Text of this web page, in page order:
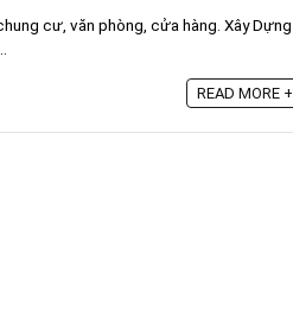
cư, văn phòng, cửa hàng. Xây Dựng
READ MORE +